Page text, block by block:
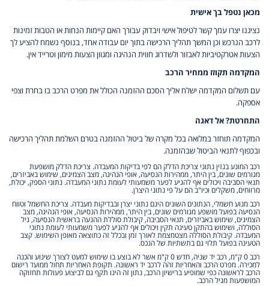
מכאן נטפל בך אישית
נציגנו יצרו עמך קשר לטיפול אישי ויבדוק עבורך האם קיימות הנחות או הטבות זמינות
לרכב הנרכש וכן המשך תהליך הרכישה בתוך יום עבודה אחד, בנוסף נשמח להציע לך
הצעות אטרקטיביות לאבזור ולשדרוג חווית הנהיגה ומגוון הצעות מימון וטרייד אין.
המקדמה תקוזז ממחיר הרכב
עם תשלום המקדמה ישלח אליך הסכם ההזמנה הכולל את מפרט הרכב בו בחרת וצפי
אספקה.
התחרטת? אל דאגה
המקדמה תוחזר במלואה בכל מקרה של ביטול ההזמנה בטרם השלמת תהליך הרכישה
ובכפוף לתנאי הביטול שבהזמנה.
רכב המונע בנזין נתוני צריכת הדלק הם לפי בדיקות המעבדה. צריכת הדלק מושפעת
מגורמים שונים, בין היתר, ממהירות הנסיעה, אופי הנהיגה, מצב הצמיגים, שימוש באביזרים,
תנאי הסביבה ויכולים אף להגיע לפער משמעותי לעומת נתוני המעבדה. נתוני הספק, יכולת,
מרווחים, משקלים וכיו"ב הם על פי נתוני היצרן.
רכב מנוע חשמלי, הנתונים השונים הינם נתוני יצרן ובבדיקות מעבדה. צריכת החשמל וטווח
הנסיעה בפועל מושפע מגורמים שונים, בין היתר, ממהירות הנסיעה, אופי הנהיגה, מצב
הצמיגים, שימוש באביזרים, תנאי הסביבה, קיבולת סוללת ההנעה בראשית הנסיעה, גיל
הסוללה, ושימוש בהתקן טעינה תקין ויכולים אף להגיע לפער משמעותי לעומת נתוני
המעבדה. קיבולת הסוללה מצטמצמת לאורך זמן ובכלל זה כתוצאה מאופן השימוש. קצב
הטעינה בפועל תלוי גם בתשתיות של הנכס.
רכב 0 ק"מ, רכב יד שניה, חדש 0 ק"מ אשר לא בוצע בו שימוש למעט לצורך שינוע והכנה
למכירה. מפרט הרכב והאחריות זהה לרכב יד ראשונה. תקופת האחריות תחול ממועד רישום
הרכב לראשונה כפי שמופיע ברישיון הרכב, נתון זה הינו תקף גם לביצוע פעולות תחזוקה
המושפעות מגיל הרכב.